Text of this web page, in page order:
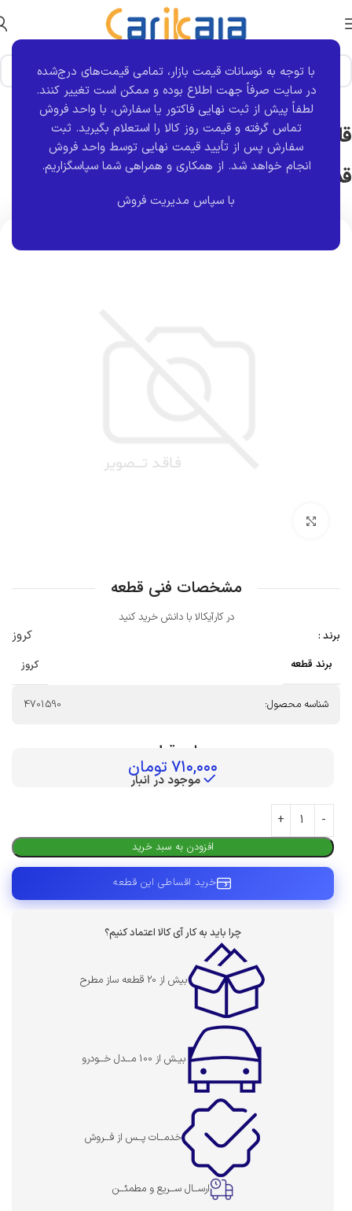
با توجه به نوسانات قیمت بازار، تمامی قیمت‌های درج‌شده
در سایت صرفاً جهت اطلاع بوده و ممکن است تغییر کنند.
لطفاً پیش از ثبت نهایی فاکتور یا سفارش، با واحد فروش
تماس گرفته و قیمت روز کالا را استعلام بگیرید. ثبت
سفارش پس از تأیید قیمت نهایی توسط واحد فروش
انجام خواهد شد. از همکاری و همراهی شما سپاسگزاریم.
با سپاس مدیریت فروش
خانه برند قطعه کروز
قاب روکش آینه (فلاپ) چپ سمند (سورن
قدیمی) آبی کبود کروز
مشخصات فنی قطعه
در کارآیکالا با دانش خرید کنید
برند :
کروز
برند قطعه کروز
شناسه محصول: 4701590
بهای قطعه :
۷۱۰,۰۰۰ تومان
موجود در انبار
افزودن به سبد خرید
خرید اقساطی این قطعه
چرا باید به کار آی کالا اعتماد کنیم؟
بیش از 20 قطعه ساز مطرح
بیـش از 100 مــدل خــودرو
خدمــات پــس از فــروش
ارســال ســریع و مطمئــن